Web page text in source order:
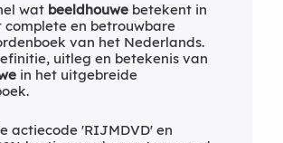
wat beeldhouwebetekent in
complete en betrouwbare
van het Nederlands.
uitleg en betekenis van
in het uitgebreide
actiecode 'RIJMDVD' en